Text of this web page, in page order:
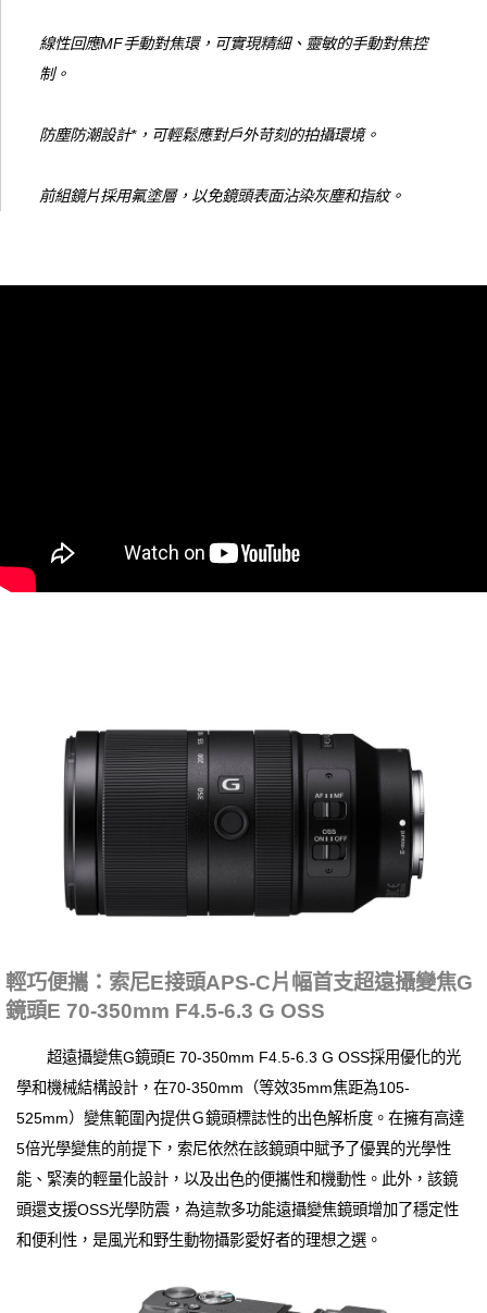
線性回應MF手動對焦環，可實現精細、靈敏的手動對焦控
制。
防塵防潮設計*，可輕鬆應對戶外苛刻的拍攝環境。
前組鏡片採用氟塗層，以免鏡頭表面沾染灰塵和指紋。
輕巧便攜：索尼E接頭APS-C片幅首支超遠攝變焦G
鏡頭E 70-350mm F4.5-6.3 G OSS
超遠攝變焦G鏡頭E 70-350mm F4.5-6.3 G OSS採用優化的光
學和機械結構設計，在70-350mm（等效35mm焦距為105-
525mm）變焦範圍內提供Ｇ鏡頭標誌性的出色解析度。在擁有高達
5倍光學變焦的前提下，索尼依然在該鏡頭中賦予了優異的光學性
能、緊湊的輕量化設計，以及出色的便攜性和機動性。此外，該鏡
頭還支援OSS光學防震，為這款多功能遠攝變焦鏡頭增加了穩定性
和便利性，是風光和野生動物攝影愛好者的理想之選。